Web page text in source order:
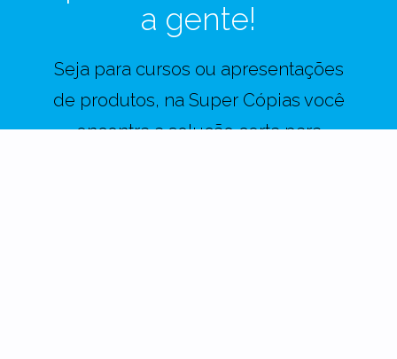
a gente!
Seja para cursos ou apresentações
de produtos, na Super Cópias você
encontra a solução certa para